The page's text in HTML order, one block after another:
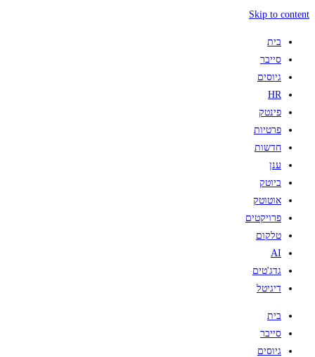
Skip to content
בית
סייבר
גיוסים
HR
פינטק
פרטיות
חדשות
ענן
ביוטק
אוטוטק
פרויקטים
טלקום
AI
גדג'טים
דיגיטל
בית
סייבר
גיוסים